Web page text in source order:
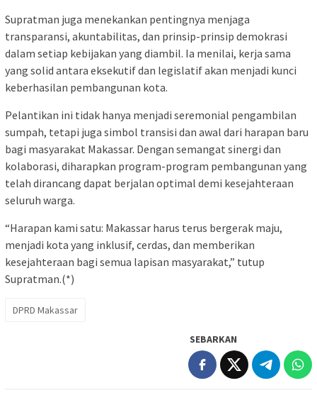
Supratman juga menekankan pentingnya menjaga
transparansi, akuntabilitas, dan prinsip-prinsip demokrasi
dalam setiap kebijakan yang diambil. Ia menilai, kerja sama
yang solid antara eksekutif dan legislatif akan menjadi kunci
keberhasilan pembangunan kota.
Pelantikan ini tidak hanya menjadi seremonial pengambilan
sumpah, tetapi juga simbol transisi dan awal dari harapan baru
bagi masyarakat Makassar. Dengan semangat sinergi dan
kolaborasi, diharapkan program-program pembangunan yang
telah dirancang dapat berjalan optimal demi kesejahteraan
seluruh warga.
“Harapan kami satu: Makassar harus terus bergerak maju,
menjadi kota yang inklusif, cerdas, dan memberikan
kesejahteraan bagi semua lapisan masyarakat,” tutup
Supratman.(*)
DPRD Makassar
SEBARKAN